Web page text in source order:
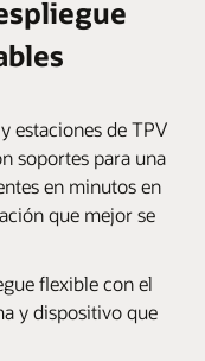
estaciones de TPV
soportes para una
en minutos en
que mejor se
flexible con el
y dispositivo que